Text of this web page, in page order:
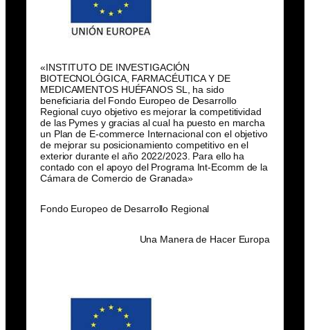
«INSTITUTO DE INVESTIGACIÓN
BIOTECNOLÓGICA, FARMACÉUTICA Y DE
MEDICAMENTOS HUÉFANOS SL, ha sido
beneficiaria del Fondo Europeo de Desarrollo
Regional cuyo objetivo es mejorar la competitividad
de las Pymes y gracias al cual ha puesto en marcha
un Plan de E-commerce Internacional con el objetivo
de mejorar su posicionamiento competitivo en el
exterior durante el año 2022/2023. Para ello ha
contado con el apoyo del Programa Int-Ecomm de la
Cámara de Comercio de Granada»
Fondo Europeo de Desarrollo Regional
Una Manera de Hacer Europa